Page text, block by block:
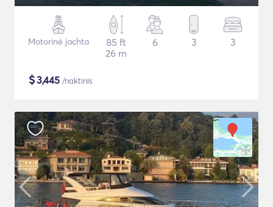
Motorinė jachta
85 ft
26 m
6 3 3
$3,445 /naktinis